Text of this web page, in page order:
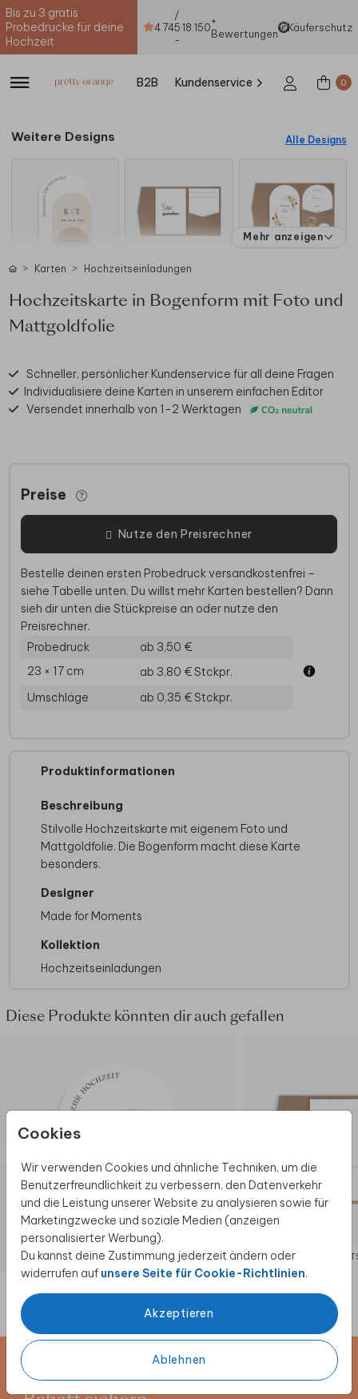
Bis zu 3 gratis
Probedrucke für deine
Hochzeit
4.74
/
5
-
18.150+
Bewertungen
Käuferschutz
B2B Kundenservice 0
Cookies
Wir verwenden Cookies und ähnliche Techniken, um die
Benutzerfreundlichkeit zu verbessern, den Datenverkehr
und die Leistung unserer Website zu analysieren sowie für
Marketingzwecke und soziale Medien (anzeigen
personalisierter Werbung).
Du kannst deine Zustimmung jederzeit ändern oder
widerrufen auf unsere Seite für Cookie-Richtlinien.
Akzeptieren
Ablehnen
Weitere Designs Alle Designs
Mehr anzeigen
Karten Hochzeitseinladungen
Hochzeitskarte in Bogenform mit Foto und
Mattgoldfolie
Schneller, persönlicher Kundenservice für all deine Fragen
Individualisiere deine Karten in unserem einfachen Editor
Versendet innerhalb von 1-2 Werktagen
Preise
Nutze den Preisrechner
Bestelle deinen ersten Probedruck versandkostenfrei –
siehe Tabelle unten. Du willst mehr Karten bestellen? Dann
sieh dir unten die Stückpreise an oder nutze den
Preisrechner.
Probedruck
ab 3,50 €
23 × 17 cm
ab 3,80 €Stckpr.
Umschläge
ab 0,35 €Stckpr.
Produktinformationen
Beschreibung
Stilvolle Hochzeitskarte mit eigenem Foto und
Mattgoldfolie. Die Bogenform macht diese Karte
besonders.
Designer
Made for Moments
Kollektion
Hochzeitseinladungen
Diese Produkte könnten dir auch gefallen
HOCHZEITSEINLADUNG
Newsletter abonnieren und 5 €